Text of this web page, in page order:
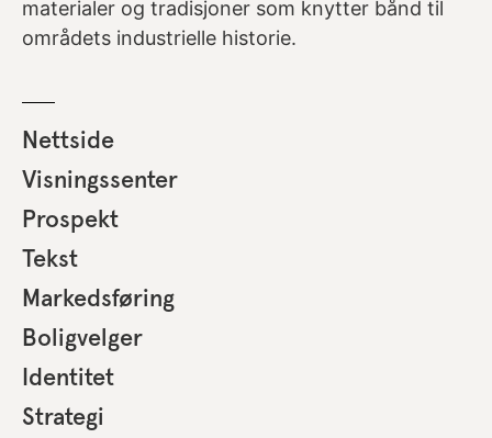
Nettside
Visningssenter
Prospekt
Tekst
Markedsføring
Boligvelger
Identitet
Strategi
materialer og tradisjoner som knytter bånd til
områdets industrielle historie.